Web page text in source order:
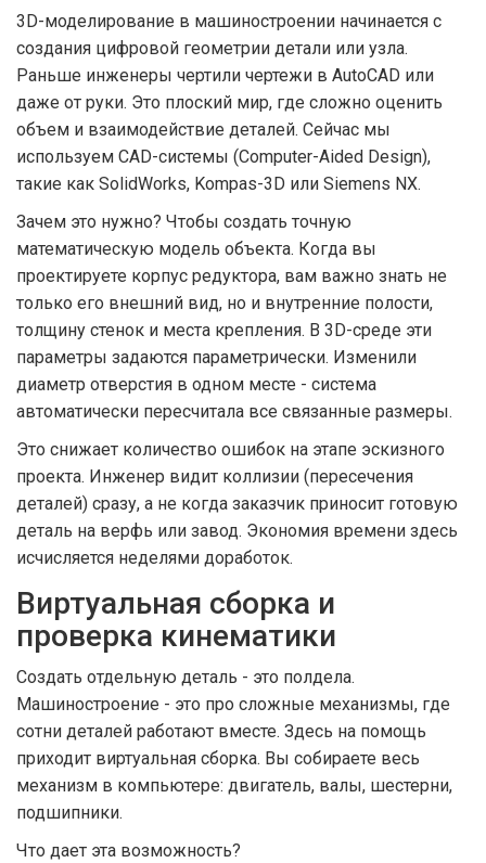
3D-моделирование в машиностроении начинается с
создания цифровой геометрии детали или узла.
Раньше инженеры чертили чертежи в AutoCAD или
даже от руки. Это плоский мир, где сложно оценить
объем и взаимодействие деталей. Сейчас мы
используем CAD-системы (Computer-Aided Design),
такие как SolidWorks, Kompas-3D или Siemens NX.
Зачем это нужно? Чтобы создать точную
математическую модель объекта. Когда вы
проектируете корпус редуктора, вам важно знать не
только его внешний вид, но и внутренние полости,
толщину стенок и места крепления. В 3D-среде эти
параметры задаются параметрически. Изменили
диаметр отверстия в одном месте - система
автоматически пересчитала все связанные размеры.
Это снижает количество ошибок на этапе эскизного
проекта. Инженер видит коллизии (пересечения
деталей) сразу, а не когда заказчик приносит готовую
деталь на верфь или завод. Экономия времени здесь
исчисляется неделями доработок.
Виртуальная сборка и
проверка кинематики
Создать отдельную деталь - это полдела.
Машиностроение - это про сложные механизмы, где
сотни деталей работают вместе. Здесь на помощь
приходит виртуальная сборка. Вы собираете весь
механизм в компьютере: двигатель, валы, шестерни,
подшипники.
Что дает эта возможность?